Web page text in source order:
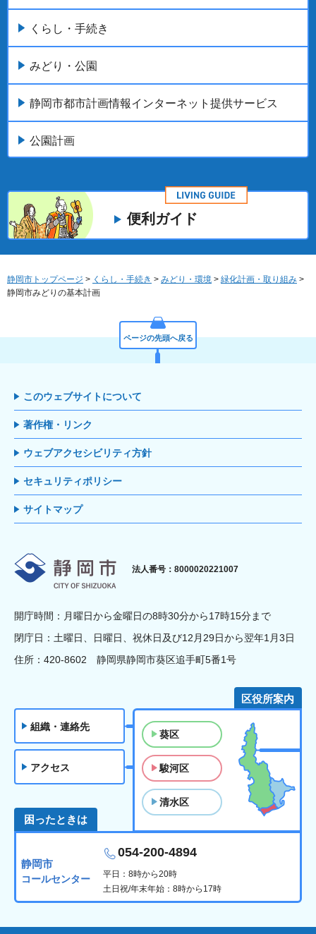
くらし・手続き
みどり・公園
静岡市都市計画情報インターネット提供サービス
公園計画
便利ガイド
静岡市トップページ > くらし・手続き > みどり・環境 > 緑化計画・取り組み >
静岡市みどりの基本計画
ページの先頭へ戻る
このウェブサイトについて
著作権・リンク
ウェブアクセシビリティ方針
セキュリティポリシー
サイトマップ
静岡市
法人番号：8000020221007
開庁時間：月曜日から金曜日の8時30分から17時15分まで
閉庁日：土曜日、日曜日、祝休日及び12月29日から翌年1月3日
住所：420-8602 静岡県静岡市葵区追手町5番1号
組織・連絡先
アクセス
区役所案内
葵区
駿河区
清水区
困ったときは
静岡市
コールセンター
054-200-4894
平日：8時から20時
土日祝/年末年始：8時から17時